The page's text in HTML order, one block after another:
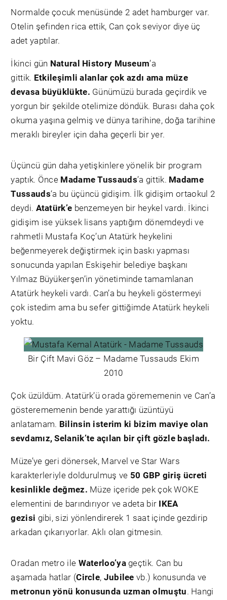
Normalde çocuk menüsünde 2 adet hamburger var.
Otelin şefinden rica ettik, Can çok seviyor diye üç
adet yaptılar.
İkinci gün Natural History Museum’a
gittik. Etkileşimli alanlar çok azdı ama müze
devasa büyüklükte. Günümüzü burada geçirdik ve
yorgun bir şekilde otelimize döndük. Burası daha çok
okuma yaşına gelmiş ve dünya tarihine, doğa tarihine
meraklı bireyler için daha geçerli bir yer.
Üçüncü gün daha yetişkinlere yönelik bir program
yaptık. Önce Madame Tussauds’a gittik. Madame
Tussauds‘a bu üçüncü gidişim. İlk gidişim ortaokul 2
deydi. Atatürk’e benzemeyen bir heykel vardı. İkinci
gidişim ise yüksek lisans yaptığım dönemdeydi ve
rahmetli Mustafa Koç’un Atatürk heykelini
beğenmeyerek değiştirmek için baskı yapması
sonucunda yapılan Eskişehir belediye başkanı
Yılmaz Büyükerşen’in yönetiminde tamamlanan
Atatürk heykeli vardı. Can’a bu heykeli göstermeyi
çok istedim ama bu sefer gittiğimde Atatürk heykeli
yoktu.
Bir Çift Mavi Göz – Madame Tussauds Ekim
2010
Çok üzüldüm. Atatürk’ü orada görememenin ve Can’a
gösterememenin bende yarattığı üzüntüyü
anlatamam. Bilinsin isterim ki bizim maviye olan
sevdamız, Selanik’te açılan bir çift gözle başladı.
Müze’ye geri dönersek, Marvel ve Star Wars
karakterleriyle doldurulmuş ve 50 GBP giriş ücreti
kesinlikle değmez. Müze içeride pek çok WOKE
elementini de barındırıyor ve adeta bir IKEA
gezisi gibi, sizi yönlendirerek 1 saat içinde gezdirip
arkadan çıkarıyorlar. Aklı olan gitmesin.
Oradan metro ile Waterloo’yageçtik. Can bu
aşamada hatlar (Circle, Jubilee vb.) konusunda ve
metronun yönü konusunda uzman olmuştu. Hangi